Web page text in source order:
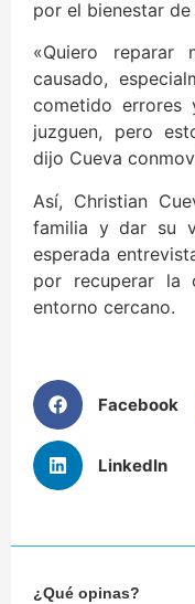
por el bienestar de
«Quiero
causado,
cometido errores
juzguen, pero
dijo Cueva
Así, Christian
familia y dar su
esperada
por recuperar la
entorno cercano.
Facebook
LinkedIn
¿Qué opinas?